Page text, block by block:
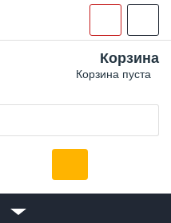
Корзина
Корзина пуста